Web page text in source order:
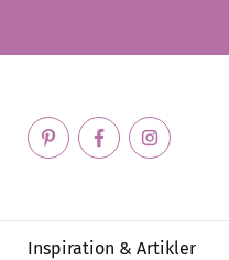
Inspiration & Artikler